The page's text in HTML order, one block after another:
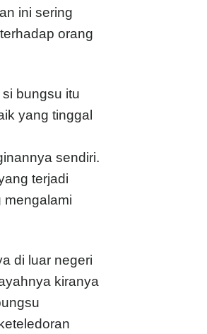
ini sering
orang
bungsu itu
yang tinggal
sendiri.
terjadi
mengalami
di luar negeri
kiranya